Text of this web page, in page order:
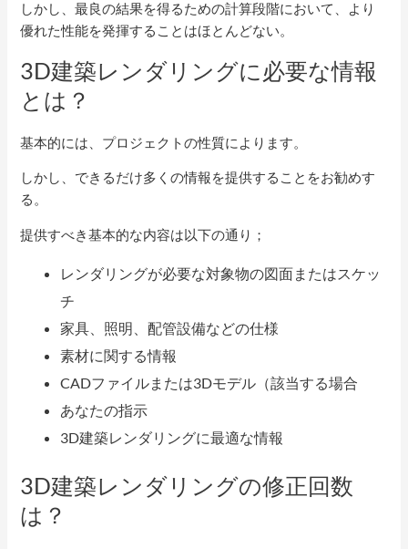
しかし、最良の結果を得るための計算段階において、より
優れた性能を発揮することはほとんどない。
3D建築レンダリングに必要な情報
とは？
基本的には、プロジェクトの性質によります。
しかし、できるだけ多くの情報を提供することをお勧めす
る。
提供すべき基本的な内容は以下の通り；
レンダリングが必要な対象物の図面またはスケッ
チ
家具、照明、配管設備などの仕様
素材に関する情報
CADファイルまたは3Dモデル（該当する場合
あなたの指示
3D建築レンダリングに最適な情報
3D建築レンダリングの修正回数
は？